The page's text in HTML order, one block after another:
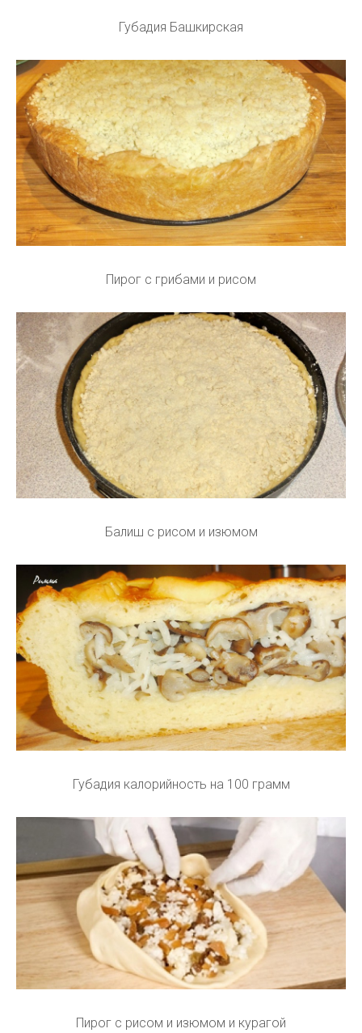
Губадия Башкирская
Пирог с грибами и рисом
Балиш с рисом и изюмом
Губадия калорийность на 100 грамм
Пирог с рисом и изюмом и курагой